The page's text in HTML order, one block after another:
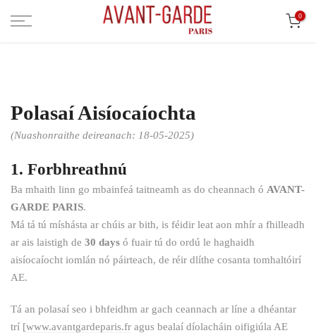
Léim
0
Polasaí Aisíocaíochta
(Nuashonraithe deireanach: 18-05-2025)
1. Forbhreathnú
Ba mhaith linn go mbainfeá taitneamh as do cheannach ó AVANT-
GARDE PARIS.
Má tá tú míshásta ar chúis ar bith, is féidir leat aon mhír a fhilleadh
ar ais laistigh de 30 days ó fuair tú do ordú le haghaidh
aisíocaíocht iomlán nó páirteach, de réir dlíthe cosanta tomhaltóirí
AE.
Tá an polasaí seo i bhfeidhm ar gach ceannach ar líne a dhéantar
trí [www.avantgardeparis.fr agus bealaí díolacháin oifigiúla AE